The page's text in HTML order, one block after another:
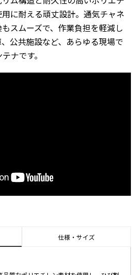
に耐える頑丈設計。通気チャネ
スムーズで、作業負担を軽減し
公共施設など、あらゆる現場で
ナです。
仕様・サイズ